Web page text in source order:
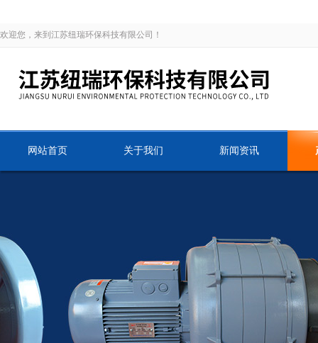
欢迎您，来到江苏纽瑞环保科技有限公司！
网站首页 关于我们 新闻资讯